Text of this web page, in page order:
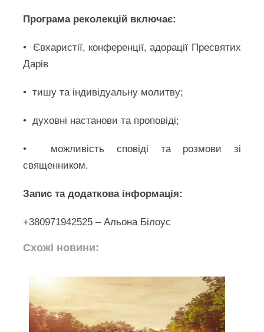
Програма реколекцій включає:
• Євхаристії, конференції, адорації Пресвятих
Дарів
• тишу та індивідуальну молитву;
• духовні настанови та проповіді;
• можливість сповіді та розмови зі
священником.
Запис та додаткова інформація:
+380971942525 – Альона Білоус
Схожі новини: